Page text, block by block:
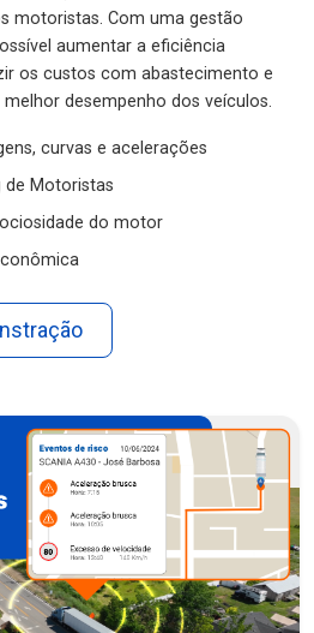
motoristas. Com uma gestão
aumentar a eficiência
os custos com abastecimento e
desempenho dos veículos.
curvas e acelerações
de Motoristas
do motor